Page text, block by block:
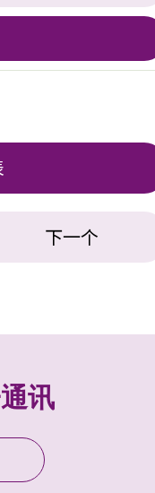
下一个
讯